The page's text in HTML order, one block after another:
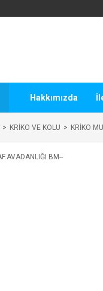
Hakkımızda
KRİKO VE KOLU KRİKO